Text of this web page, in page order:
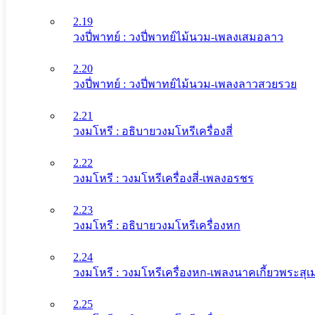
2.19
วงปี่พาทย์ : วงปี่พาทย์ไม้นวม-เพลงเสมอลาว
2.20
วงปี่พาทย์ : วงปี่พาทย์ไม้นวม-เพลงลาวสวยรวย
2.21
วงมโหรี : อธิบายวงมโหรีเครื่องสี่
2.22
วงมโหรี : วงมโหรีเครื่องสี่-เพลงอรชร
2.23
วงมโหรี : อธิบายวงมโหรีเครื่องหก
2.24
วงมโหรี : วงมโหรีเครื่องหก-เพลงนาคเกี้ยวพระสุเ
2.25